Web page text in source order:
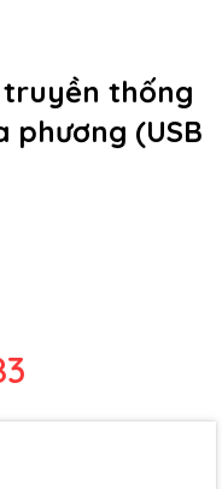
truyền thống
phương (USB